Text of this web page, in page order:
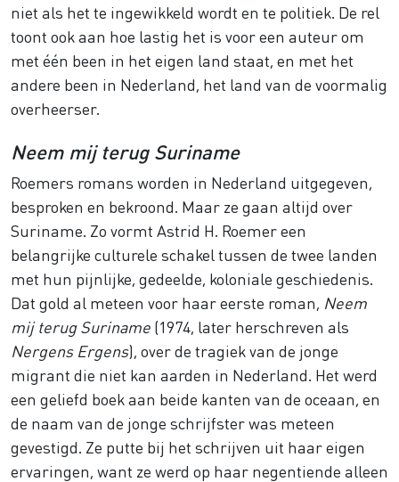
niet als het te ingewikkeld wordt en te politiek. De rel
toont ook aan hoe lastig het is voor een auteur om
met één been in het eigen land staat, en met het
andere been in Nederland, het land van de voormalig
overheerser.
Neem mij terug Suriname
Roemers romans worden in Nederland uitgegeven,
besproken en bekroond. Maar ze gaan altijd over
Suriname. Zo vormt Astrid H. Roemer een
belangrijke culturele schakel tussen de twee landen
met hun pijnlijke, gedeelde, koloniale geschiedenis.
Dat gold al meteen voor haar eerste roman, Neem
mij terug Suriname (1974, later herschreven als
Nergens Ergens), over de tragiek van de jonge
migrant die niet kan aarden in Nederland. Het werd
een geliefd boek aan beide kanten van de oceaan, en
de naam van de jonge schrijfster was meteen
gevestigd. Ze putte bij het schrijven uit haar eigen
ervaringen, want ze werd op haar negentiende alleen